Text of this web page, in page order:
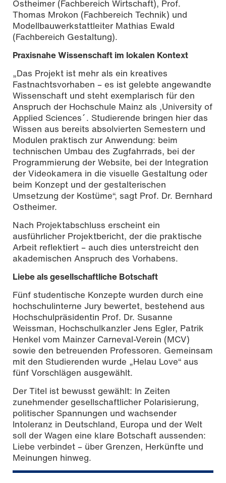
Ostheimer (Fachbereich Wirtschaft), Prof.
Thomas Mrokon (Fachbereich Technik) und
Modellbauwerkstattleiter Mathias Ewald
(Fachbereich Gestaltung).
Praxisnahe Wissenschaft im lokalen Kontext
„Das Projekt ist mehr als ein kreatives
Fastnachtsvorhaben – es ist gelebte angewandte
Wissenschaft und steht exemplarisch für den
Anspruch der Hochschule Mainz als ,University of
Applied Sciences´. Studierende bringen hier das
Wissen aus bereits absolvierten Semestern und
Modulen praktisch zur Anwendung: beim
technischen Umbau des Zugfahrrads, bei der
Programmierung der Website, bei der Integration
der Videokamera in die visuelle Gestaltung oder
beim Konzept und der gestalterischen
Umsetzung der Kostüme“, sagt Prof. Dr. Bernhard
Ostheimer.
Nach Projektabschluss erscheint ein
ausführlicher Projektbericht, der die praktische
Arbeit reflektiert – auch dies unterstreicht den
akademischen Anspruch des Vorhabens.
Liebe als gesellschaftliche Botschaft
Fünf studentische Konzepte wurden durch eine
hochschulinterne Jury bewertet, bestehend aus
Hochschulpräsidentin Prof. Dr. Susanne
Weissman, Hochschulkanzler Jens Egler, Patrik
Henkel vom Mainzer Carneval-Verein (MCV)
sowie den betreuenden Professoren. Gemeinsam
mit den Studierenden wurde „Helau Love“ aus
fünf Vorschlägen ausgewählt.
Der Titel ist bewusst gewählt: In Zeiten
zunehmender gesellschaftlicher Polarisierung,
politischer Spannungen und wachsender
Intoleranz in Deutschland, Europa und der Welt
soll der Wagen eine klare Botschaft aussenden:
Liebe verbindet – über Grenzen, Herkünfte und
Meinungen hinweg.